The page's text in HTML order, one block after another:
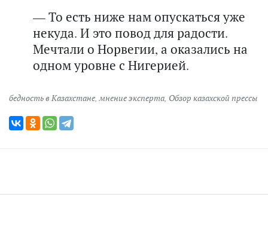
— То есть ниже нам опускаться уже
некуда. И это повод для радости.
Мечтали о Норвегии, а оказались на
одном уровне с Нигерией.
бедность в Казахстане,мнение эксперта, Обзор казахской прессы